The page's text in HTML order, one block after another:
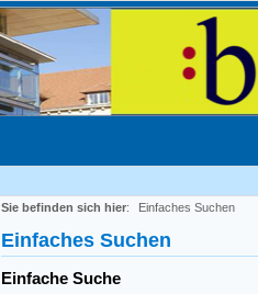
Sie befinden sich hier: Einfaches Suchen
Einfaches Suchen
Einfache Suche